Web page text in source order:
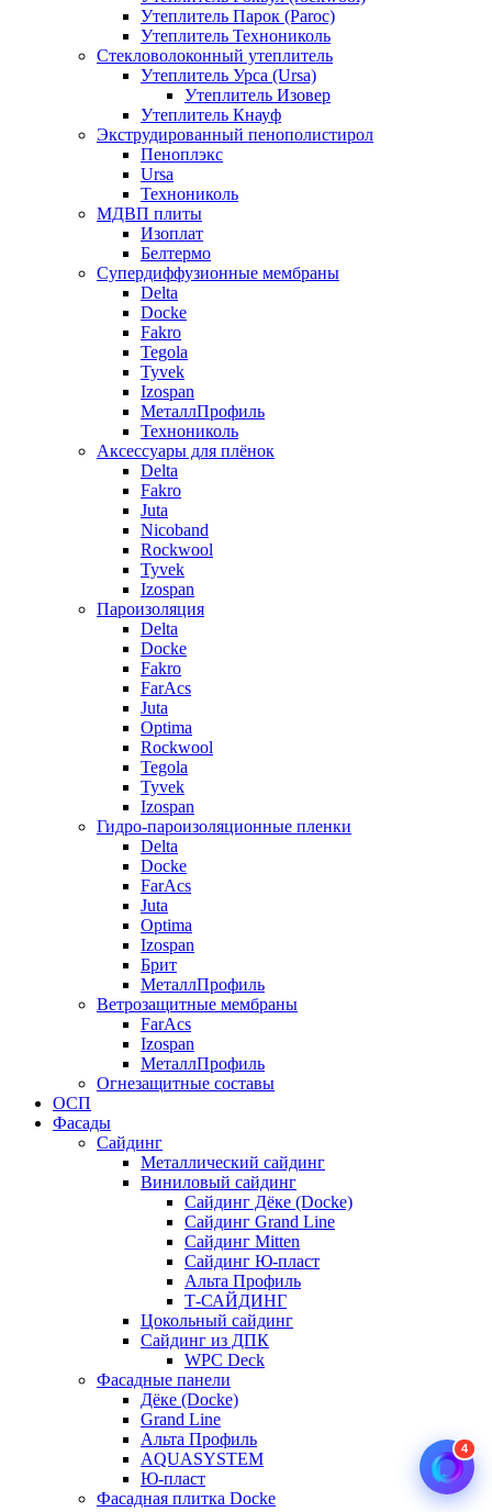
Утеплитель Парок (Paroc)
Утеплитель Технониколь
Стекловолоконный утеплитель
Утеплитель Урса (Ursa)
Утеплитель Изовер
Утеплитель Кнауф
Экструдированный пенополистирол
Пеноплэкс
Ursa
Технониколь
МДВП плиты
Изоплат
Белтермо
Супердиффузионные мембраны
Delta
Docke
Fakro
Tegola
Tyvek
Izospan
МеталлПрофиль
Технониколь
Аксессуары для плёнок
Delta
Fakro
Juta
Nicoband
Rockwool
Tyvek
Izospan
Пароизоляция
Delta
Docke
Fakro
FarAcs
Juta
Optima
Rockwool
Tegola
Tyvek
Izospan
Гидро-пароизоляционные пленки
Delta
Docke
FarAcs
Juta
Optima
Izospan
Брит
МеталлПрофиль
Ветрозащитные мембраны
FarAcs
Izospan
МеталлПрофиль
Огнезащитные составы
ОСП
Фасады
Сайдинг
Металлический сайдинг
Виниловый сайдинг
Сайдинг Дёке (Docke)
Сайдинг Grand Line
Сайдинг Mitten
Сайдинг Ю-пласт
Альта Профиль
Т-САЙДИНГ
Цокольный сайдинг
Сайдинг из ДПК
WPC Deck
Фасадные панели
Дёке (Docke)
Grand Line
Альта Профиль
AQUASYSTEM
Ю-пласт
Фасадная плитка Docke
4